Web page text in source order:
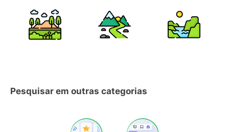
Pesquisar em outras categorias